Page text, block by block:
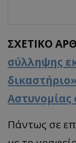
ΣΧΕΤΙΚΟ
σύλληψης
Αστυνομίας
Πάντως σε